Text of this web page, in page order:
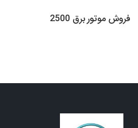
فروش موتور برق 2500